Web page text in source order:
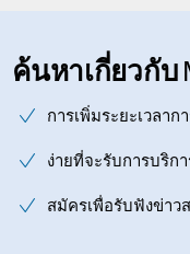
ค้นหาเกี่ยวกับ
การเพิ่มระยะเวลา
ง่ายที่จะรับการบริก
สมัครเพื่อรับฟังข่า